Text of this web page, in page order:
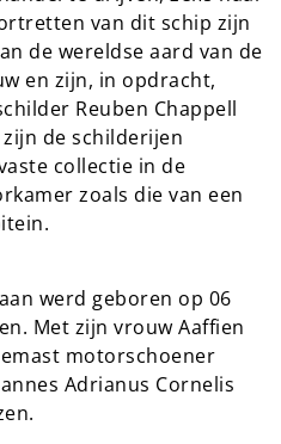
van dit schip zijn
de wereldse aard van de
en zijn, in opdracht,
Reuben Chappell
zijn de schilderijen
collectie in de
zoals die van een
werd geboren op 06
Met zijn vrouw Aaffien
motorschoener
Adrianus Cornelis